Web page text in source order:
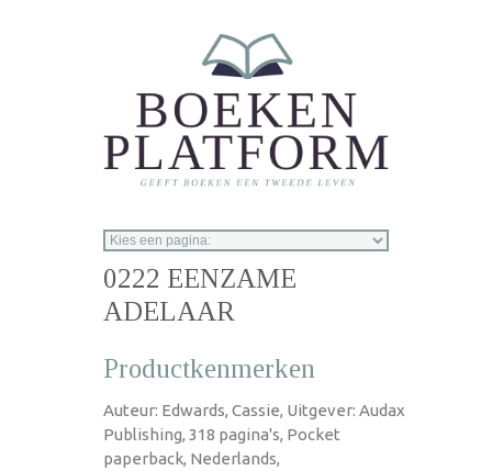
0222 EENZAME
ADELAAR
Productkenmerken
Auteur: Edwards, Cassie, Uitgever: Audax
Publishing, 318 pagina's, Pocket
paperback, Nederlands,